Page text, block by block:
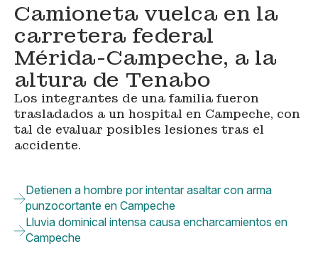
Camioneta vuelca en la
carretera federal
Mérida-Campeche, a la
altura de Tenabo
Los integrantes de una familia fueron
trasladados a un hospital en Campeche, con
tal de evaluar posibles lesiones tras el
accidente.
Detienen a hombre por intentar asaltar con arma
punzocortante en Campeche
Lluvia dominical intensa causa encharcamientos en
Campeche